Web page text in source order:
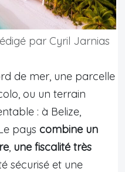
par Cyril Jarnias
de mer, une parcelle
ou un terrain
: à Belize,
pays combine un
, une fiscalité très
sécurisé et une